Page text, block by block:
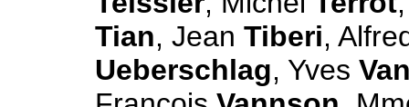
Tian, Jean Tiberi,
Ueberschlag, Yves